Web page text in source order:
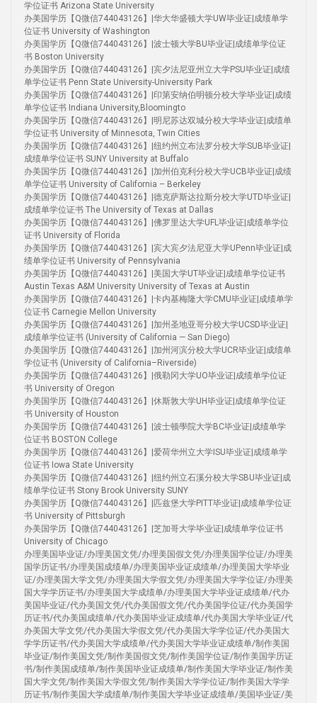
学位证书 Arizona State University
办美国学历【Q微信744043126】|华大华盛顿大学UW毕业证|成绩单学
位证书 University of Washington
办美国学历【Q微信744043126】|波士顿大学BU毕业证|成绩单学位证
书 Boston University
办美国学历【Q微信744043126】|宾夕法尼亚州立大学PSU毕业证|成绩
单学位证书 Penn State University-University Park
办美国学历【Q微信744043126】|印第安纳伯明顿分校大学毕业证|成绩
单学位证书 Indiana University,Bloomingto
办美国学历【Q微信744043126】|明尼苏达双城分校大学毕业证|成绩单
学位证书 University of Minnesota, Twin Cities
办美国学历【Q微信744043126】|纽约州立布法罗分校大学SUB毕业证|
成绩单学位证书 SUNY University at Buffalo
办美国学历【Q微信744043126】|加州伯克利分校大学UCB毕业证|成绩
单学位证书 University of California – Berkeley
办美国学历【Q微信744043126】|德克萨斯达拉斯分校大学UTD毕业证|
成绩单学位证书 The University of Texas at Dallas
办美国学历【Q微信744043126】|佛罗里达大学UFL毕业证|成绩单学位
证书 University of Florida
办美国学历【Q微信744043126】|宾大宾夕法尼亚大学UPenn毕业证|成
绩单学位证书 University of Pennsylvania
办美国学历【Q微信744043126】|美国大学UT毕业证|成绩单学位证书
Austin Texas A&M University University of Texas at Austin
办美国学历【Q微信744043126】|卡内基梅隆大学CMU毕业证|成绩单学
位证书 Carnegie Mellon University
办美国学历【Q微信744043126】|加州圣地亚哥分校大学UCSD毕业证|
成绩单学位证书 (University of California — San Diego)
办美国学历【Q微信744043126】|加州河滨分校大学UCR毕业证|成绩单
学位证书 (University of California–Riverside)
办美国学历【Q微信744043126】|俄勒冈大学UO毕业证|成绩单学位证
书 University of Oregon
办美国学历【Q微信744043126】|休斯敦大学UH毕业证|成绩单学位证
书 University of Houston
办美国学历【Q微信744043126】|波士顿學院大学BC毕业证|成绩单学
位证书 BOSTON College
办美国学历【Q微信744043126】|爱荷华州立大学ISU毕业证|成绩单学
位证书 Iowa State University
办美国学历【Q微信744043126】|纽约州立石溪分校大学SBU毕业证|成
绩单学位证书 Stony Brook University SUNY
办美国学历【Q微信744043126】|匹兹堡大学PITT毕业证|成绩单学位证
书 University of Pittsburgh
办美国学历【Q微信744043126】|芝加哥大学毕业证|成绩单学位证书
University of Chicago
办理美国毕业证/办理美国文凭/办理美国假文凭/办理美国学位证/办理美
国学历证书/办理美国成绩单/办理美国毕业证成绩单/办理美国大学毕业
证/办理美国大学文凭/办理美国大学假文凭/办理美国大学学位证/办理美
国大学学历证书/办理美国大学成绩单/办理美国大学毕业证成绩单/代办
美国毕业证/代办美国文凭/代办美国假文凭/代办美国学位证/代办美国学
历证书/代办美国成绩单/代办美国毕业证成绩单/代办美国大学毕业证/代
办美国大学文凭/代办美国大学假文凭/代办美国大学学位证/代办美国大
学学历证书/代办美国大学成绩单/代办美国大学毕业证成绩单/制作美国
毕业证/制作美国文凭/制作美国假文凭/制作美国学位证/制作美国学历证
书/制作美国成绩单/制作美国毕业证成绩单/制作美国大学毕业证/制作美
国大学文凭/制作美国大学假文凭/制作美国大学学位证/制作美国大学学
历证书/制作美国大学成绩单/制作美国大学毕业证成绩单/美国毕业证/美